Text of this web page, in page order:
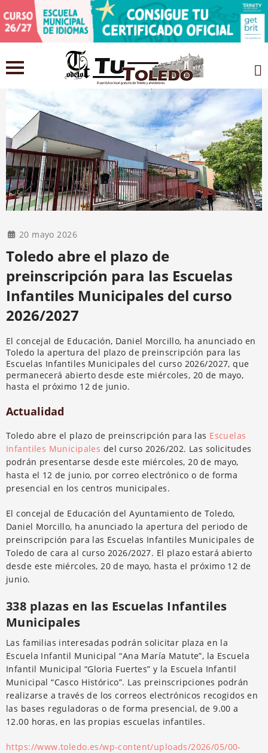
20 mayo 2026
Toledo abre el plazo de
preinscripción para las Escuelas
Infantiles Municipales del curso
2026/2027
El concejal de Educación, Daniel Morcillo, ha anunciado en
Toledo la apertura del plazo de preinscripción para las
Escuelas Infantiles Municipales del curso 2026/2027, que
permanecerá abierto desde este miércoles, 20 de mayo,
hasta el próximo 12 de junio.
Actualidad
Toledo abre el plazo de preinscripción para las Escuelas
Infantiles Municipales del curso 2026/202. Las solicitudes
podrán presentarse desde este miércoles, 20 de mayo,
hasta el 12 de junio, por correo electrónico o de forma
presencial en los centros municipales.
El concejal de Educación del Ayuntamiento de Toledo,
Daniel Morcillo, ha anunciado la apertura del periodo de
preinscripción para las Escuelas Infantiles Municipales de
Toledo de cara al curso 2026/2027. El plazo estará abierto
desde este miércoles, 20 de mayo, hasta el próximo 12 de
junio.
338 plazas en las Escuelas Infantiles
Municipales
Las familias interesadas podrán solicitar plaza en la
Escuela Infantil Municipal “Ana María Matute”, la Escuela
Infantil Municipal “Gloria Fuertes” y la Escuela Infantil
Municipal “Casco Histórico”. Las preinscripciones podrán
realizarse a través de los correos electrónicos recogidos en
las bases reguladoras o de forma presencial, de 9.00 a
12.00 horas, en las propias escuelas infantiles.
https://www.toledo.es/wp-content/uploads/2026/05/00-